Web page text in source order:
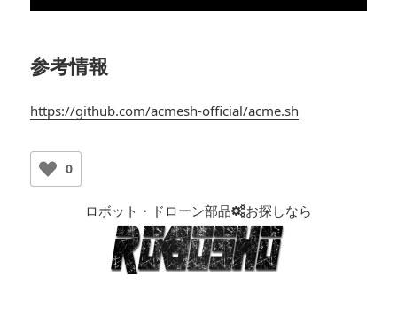
参考情報
https://github.com/acmesh-official/acme.sh
0
ロボット・ドローン部品 お探しなら